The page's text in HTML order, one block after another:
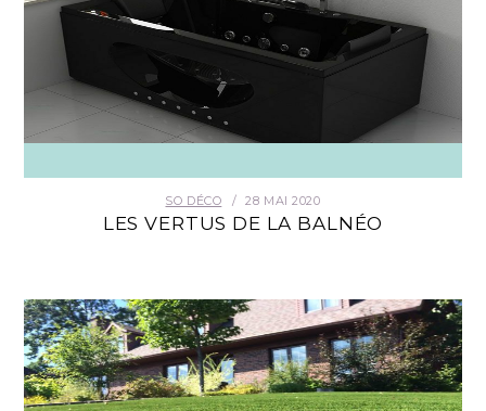
SO DÉCO 28 MAI 2020
LES VERTUS DE LA BALNÉO